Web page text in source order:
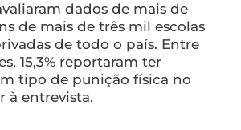
dados de mais de
de mais de três mil escolas
de todo o país. Entre
15,3% reportaram ter
tipo de punição física no
à entrevista.